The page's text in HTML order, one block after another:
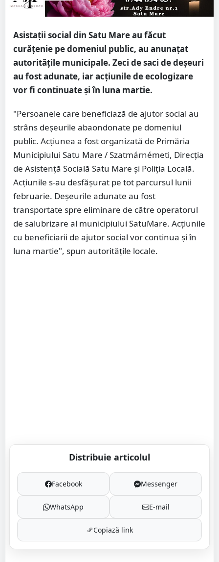
Asistații social din Satu Mare au făcut
curățenie pe domeniul public, au anunațat
autoritățile municipale. Zeci de saci de deșeuri
au fost adunate, iar acțiunile de ecologizare
vor fi continuate și în luna martie.
"Persoanele care beneficiază de ajutor social au
strâns deșeurile abaondonate pe domeniul
public. Acțiunea a fost organizată de Primăria
Municipiului Satu Mare / Szatmárnémeti, Direcția
de Asistență Socială Satu Mare și Poliția Locală.
Acțiunile s-au desfășurat pe tot parcursul lunii
februarie. Deșeurile adunate au fost
transportate spre eliminare de către operatorul
de salubrizare al municipiului SatuMare. Acțiunile
cu beneficiarii de ajutor social vor continua și în
luna martie", spun autoritățile locale.
Distribuie articolul
Facebook Messenger
WhatsApp E-mail
Copiază link